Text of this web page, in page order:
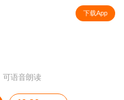
下载App
可语音朗读